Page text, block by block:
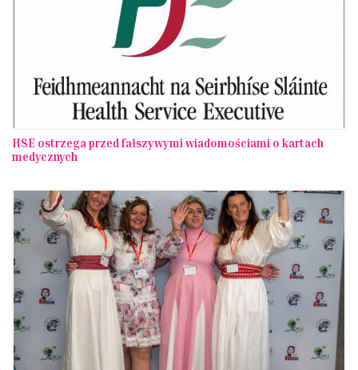
HSE ostrzega przed fałszywymi wiadomościami o kartach
medycznych